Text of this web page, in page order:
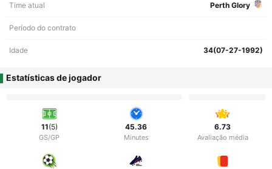
Time atual Perth Glory
Período do contrato
Idade 34(07-27-1992)
Estatísticas de jogador
11(5)
GS/GP
45.36
Minutes
6.73
Avaliação média